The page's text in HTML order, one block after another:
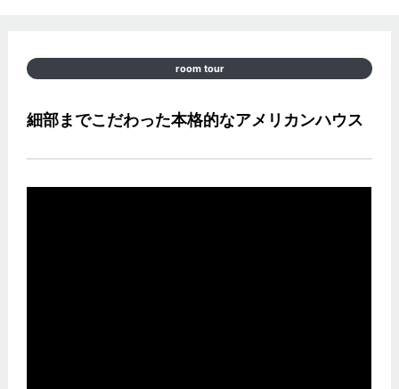
room tour
細部までこだわった本格的なアメリカンハウス